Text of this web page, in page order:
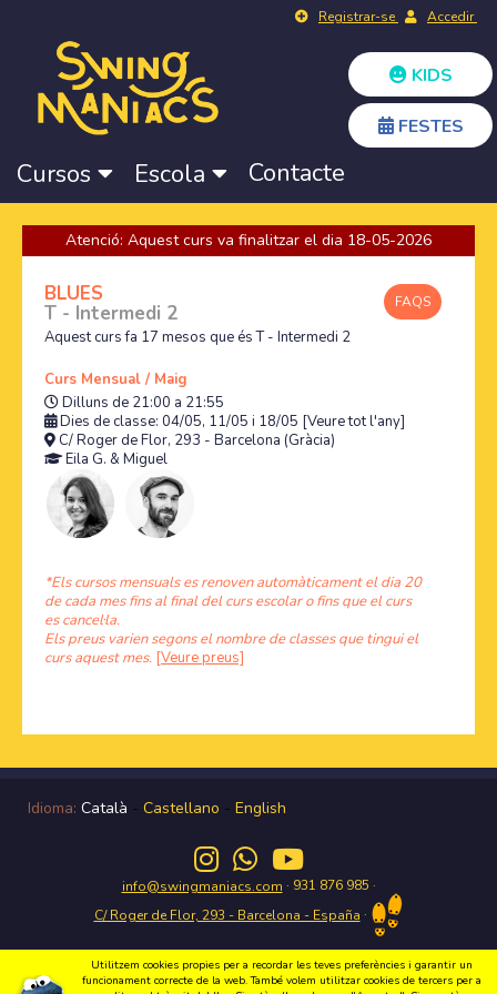
Registrar-se Accedir
KIDS
FESTES
Cursos Escola Contacte
Atenció: Aquest curs va finalitzar el dia 18-05-2026
FAQS
BLUES
T - Intermedi 2
Aquest curs fa 17 mesos que és T - Intermedi 2
Curs Mensual / Maig
Dilluns de 21:00 a 21:55
Dies de classe: 04/05, 11/05 i 18/05 [Veure tot l'any]
C/ Roger de Flor, 293 - Barcelona (Gràcia)
Eila G. & Miguel
*Els cursos mensuals es renoven automàticament el dia 20
de cada mes fins al final del curs escolar o fins que el curs
es cancel·la.
Els preus varien segons el nombre de classes que tingui el
curs aquest mes. [Veure preus]
Idioma: Català - Castellano - English
info@swingmaniacs.com · 931 876 985 ·
C/ Roger de Flor, 293 - Barcelona - España ·
Utilitzem cookies propies per a recordar les teves preferències i garantir un
funcionament correcte de la web. També volem utilitzar cookies de tercers per a